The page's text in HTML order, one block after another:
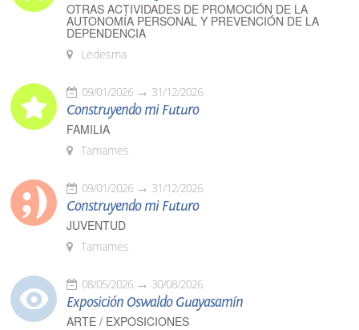
OTRAS ACTIVIDADES DE PROMOCIÓN DE LA
AUTONOMÍA PERSONAL Y PREVENCIÓN DE LA
DEPENDENCIA
Ledesma
09/01/2026 31/12/2026
Construyendo mi Futuro
FAMILIA
Tamames
09/01/2026 31/12/2026
Construyendo mi Futuro
JUVENTUD
Tamames
08/05/2026 30/08/2026
Exposición Oswaldo Guayasamín
ARTE / EXPOSICIONES